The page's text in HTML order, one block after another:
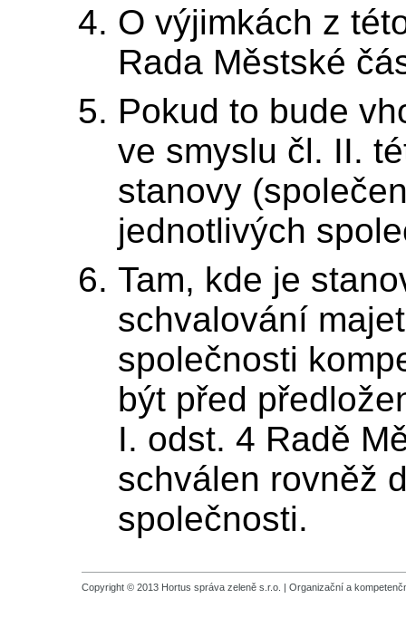
O výjimkách z
Rada Městské
Pokud to bude
ve smyslu čl. II.
stanovy
jednotlivých
Tam, kde je
schvalování
společnosti
být před
I. odst. 4 Radě
schválen rovněž
společnosti.
Copyright © 2013 Hortus správa zeleně s.r.o. | Organizační a